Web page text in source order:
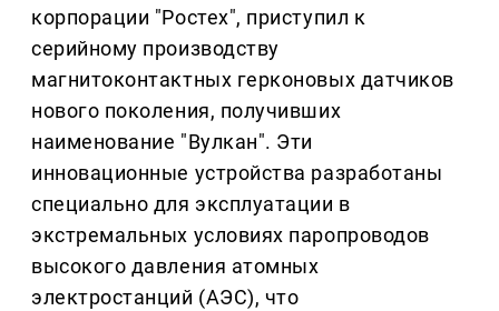
корпорации "Ростех", приступил к
серийному производству
магнитоконтактных герконовых датчиков
нового поколения, получивших
наименование "Вулкан". Эти
инновационные устройства разработаны
специально для эксплуатации в
экстремальных условиях паропроводов
высокого давления атомных
электростанций (АЭС), что